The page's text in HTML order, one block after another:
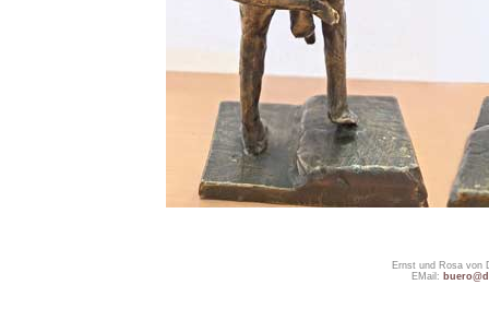
Ernst und Rosa von
EMail: